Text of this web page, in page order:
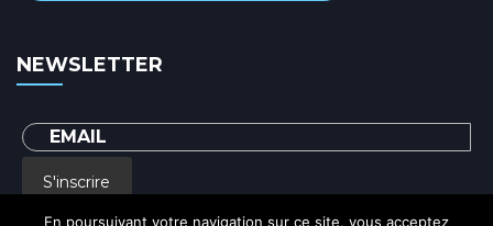
NEWSLETTER
S'inscrire
En poursuivant votre navigation sur ce site, vous acceptez